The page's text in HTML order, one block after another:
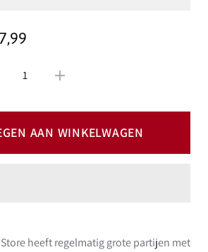
1
AAN WINKELWAGEN
heeft regelmatig grote partijen met